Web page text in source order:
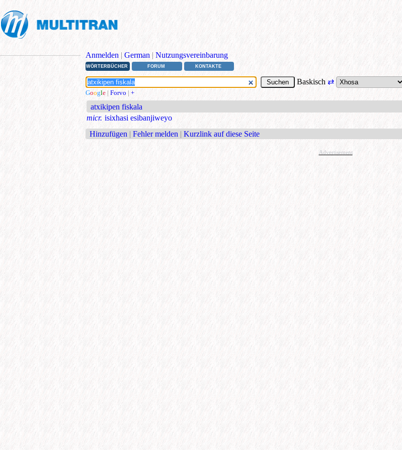
Anmelden | German | Nutzungsvereinbarung
WÖRTERBÜCHER FORUM KONTAKTE
Baskisch ⇄
Google | Forvo | +
atxikipen fiskala
micr. isixhasi esibanjiweyo
Hinzufügen | Fehler melden | Kurzlink auf diese Seite
Advertisement